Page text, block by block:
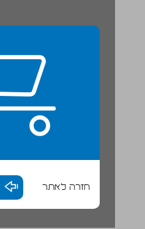
חזרה לאתר